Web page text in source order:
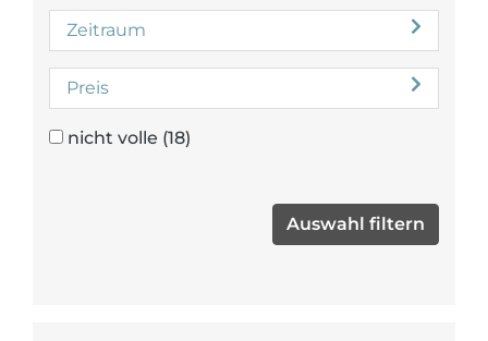
Zeitraum
Preis
nicht volle (18)